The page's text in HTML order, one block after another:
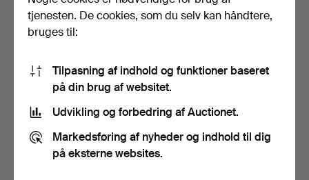
eg/tekstil, 60/70-tall…
tjenesten. De cookies, som du selv kan håndtere,
bruges til:
Tilpasning af indhold og funktioner baseret
på din brug af websitet.
Udvikling og forbedring af Auctionet.
Markedsføring af nyheder og indhold til dig
på eksterne websites.